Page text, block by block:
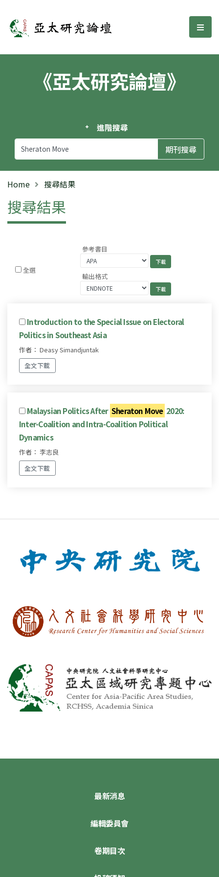
亞太研究論壇 選
《亞太研究論壇》
進階搜尋
Home 搜尋結果
搜尋結果
全選
參考書目
輸出格式
Introduction to the Special Issue on Electoral
Politics in Southeast Asia
作者： Deasy Simandjuntak
全文下載
Malaysian Politics After Sheraton Move 2020:
Inter-Coalition and Intra-Coalition Political
Dynamics
作者： 李志良
全文下載
最新消息
編輯委員會
卷期目次